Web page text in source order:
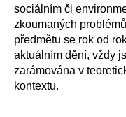
sociálním či
zkoumaných
předmětu se rok od
aktuálním dění, vždy
zarámována v
kontextu.